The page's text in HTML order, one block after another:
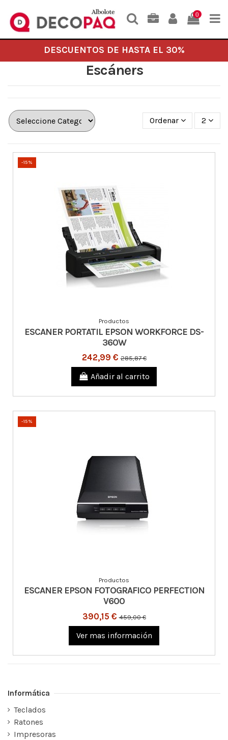
0
DESCUENTOS DE HASTA EL 30%
Escáners
Ordenar 2
-15%
Productos
ESCANER PORTATIL EPSON WORKFORCE DS-
360W
242,99 €285,87 €
Añadir al carrito
-15%
Productos
ESCANER EPSON FOTOGRAFICO PERFECTION
V600
390,15 €459,00 €
Ver mas información
Informática
Teclados
Ratones
Impresoras